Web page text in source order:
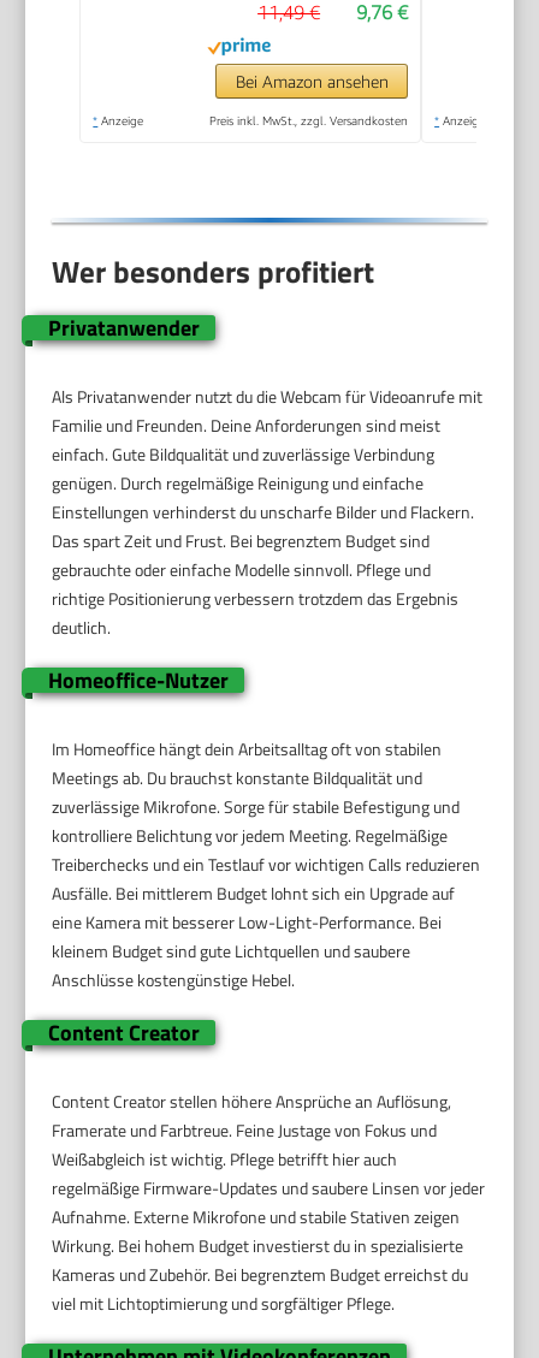
Kamera für PC Laptop
für Live-Streaming
Videoanruf Konferenz
Online-Unterricht
9,76 €
11,49 €
Bei Amazon ansehen
* Anzeige Preis inkl. MwSt., zzgl. Versandkosten * Anzeige
Wer besonders profitiert
Privatanwender
Als Privatanwender nutzt du die Webcam für Videoanrufe mit
Familie und Freunden. Deine Anforderungen sind meist
einfach. Gute Bildqualität und zuverlässige Verbindung
genügen. Durch regelmäßige Reinigung und einfache
Einstellungen verhinderst du unscharfe Bilder und Flackern.
Das spart Zeit und Frust. Bei begrenztem Budget sind
gebrauchte oder einfache Modelle sinnvoll. Pflege und
richtige Positionierung verbessern trotzdem das Ergebnis
deutlich.
Homeoffice-Nutzer
Im Homeoffice hängt dein Arbeitsalltag oft von stabilen
Meetings ab. Du brauchst konstante Bildqualität und
zuverlässige Mikrofone. Sorge für stabile Befestigung und
kontrolliere Belichtung vor jedem Meeting. Regelmäßige
Treiberchecks und ein Testlauf vor wichtigen Calls reduzieren
Ausfälle. Bei mittlerem Budget lohnt sich ein Upgrade auf
eine Kamera mit besserer Low-Light-Performance. Bei
kleinem Budget sind gute Lichtquellen und saubere
Anschlüsse kostengünstige Hebel.
Content Creator
Content Creator stellen höhere Ansprüche an Auflösung,
Framerate und Farbtreue. Feine Justage von Fokus und
Weißabgleich ist wichtig. Pflege betrifft hier auch
regelmäßige Firmware-Updates und saubere Linsen vor jeder
Aufnahme. Externe Mikrofone und stabile Stativen zeigen
Wirkung. Bei hohem Budget investierst du in spezialisierte
Kameras und Zubehör. Bei begrenztem Budget erreichst du
viel mit Lichtoptimierung und sorgfältiger Pflege.